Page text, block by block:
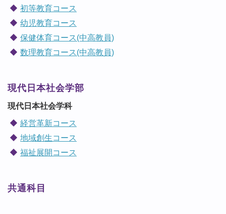
初等教育コース
幼児教育コース
保健体育コース(中高教員)
数理教育コース(中高教員)
現代日本社会学部
現代日本社会学科
経営革新コース
地域創生コース
福祉展開コース
共通科目